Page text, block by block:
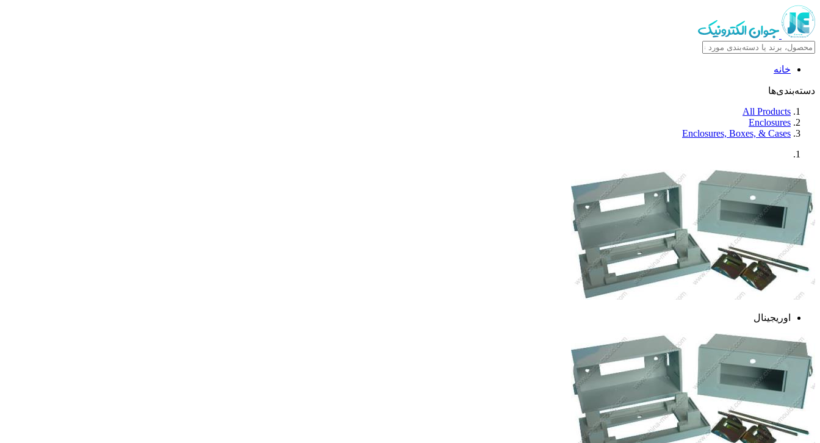
خانه
دسته‌بندی‌ها
All Products
Enclosures
Enclosures, Boxes, & Cases
اوریجینال